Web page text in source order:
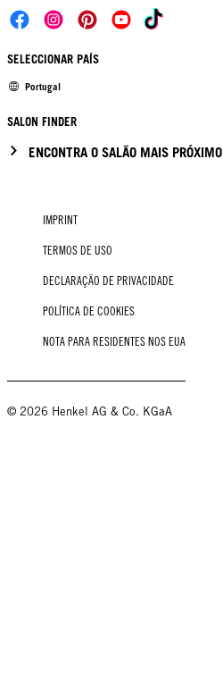
SELECCIONAR PAÍS
Portugal
SALON FINDER
ENCONTRA O SALÃO MAIS PRÓXIMO
IMPRINT
TERMOS DE USO
DECLARAÇÃO DE PRIVACIDADE
POLÍTICA DE COOKIES
NOTA PARA RESIDENTES NOS EUA
© 2026 Henkel AG & Co. KGaA